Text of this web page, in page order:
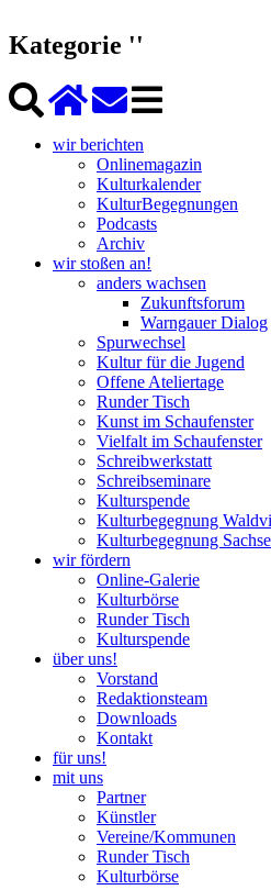
Kategorie ''
wir berichten
Onlinemagazin
Kulturkalender
KulturBegegnungen
Podcasts
Archiv
wir stoßen an!
anders wachsen
Zukunftsforum
Warngauer Dialog
Spurwechsel
Kultur für die Jugend
Offene Ateliertage
Runder Tisch
Kunst im Schaufenster
Vielfalt im Schaufenster
Schreibwerkstatt
Schreibseminare
Kulturspende
Kulturbegegnung
Kulturbegegnung
wir fördern
Online-Galerie
Kulturbörse
Runder Tisch
Kulturspende
über uns!
Vorstand
Redaktionsteam
Downloads
Kontakt
für uns!
mit uns
Partner
Künstler
Vereine/Kommunen
Runder Tisch
Kulturbörse